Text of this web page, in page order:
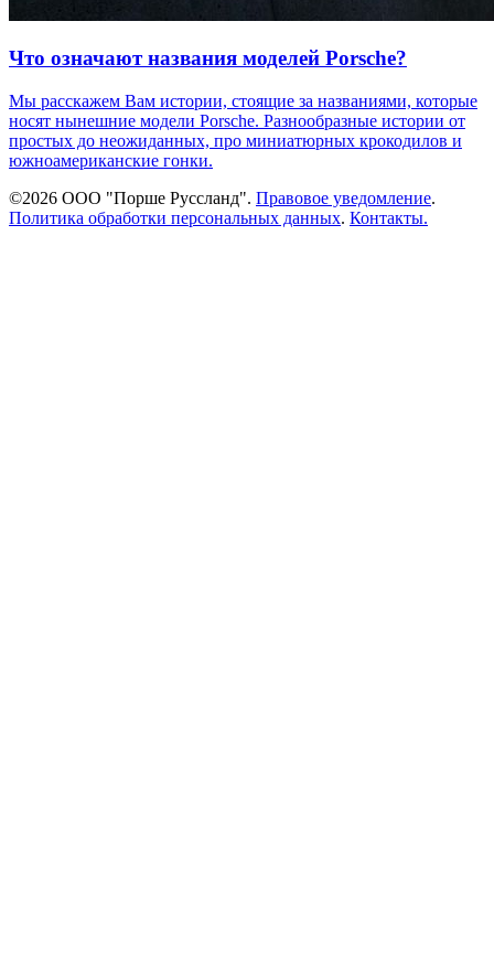
Что означают названия моделей Porsche?
Мы расскажем Вам истории, стоящие за названиями, которые
носят нынешние модели Porsche. Разнообразные истории от
простых до неожиданных, про миниатюрных крокодилов и
южноамериканские гонки.
©2026 ООО "Порше Руссланд". Правовое уведомление.
Политика обработки персональных данных. Контакты.